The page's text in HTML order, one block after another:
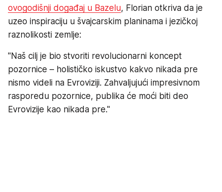
ovogodišnji događaj u Bazelu, Florian otkriva da je
uzeo inspiraciju u švajcarskim planinama i jezičkoj
raznolikosti zemlje:
"Naš cilj je bio stvoriti revolucionarni koncept
pozornice – holističko iskustvo kakvo nikada pre
nismo videli na Evroviziji. Zahvaljujući impresivnom
rasporedu pozornice, publika će moći biti deo
Evrovizije kao nikada pre."